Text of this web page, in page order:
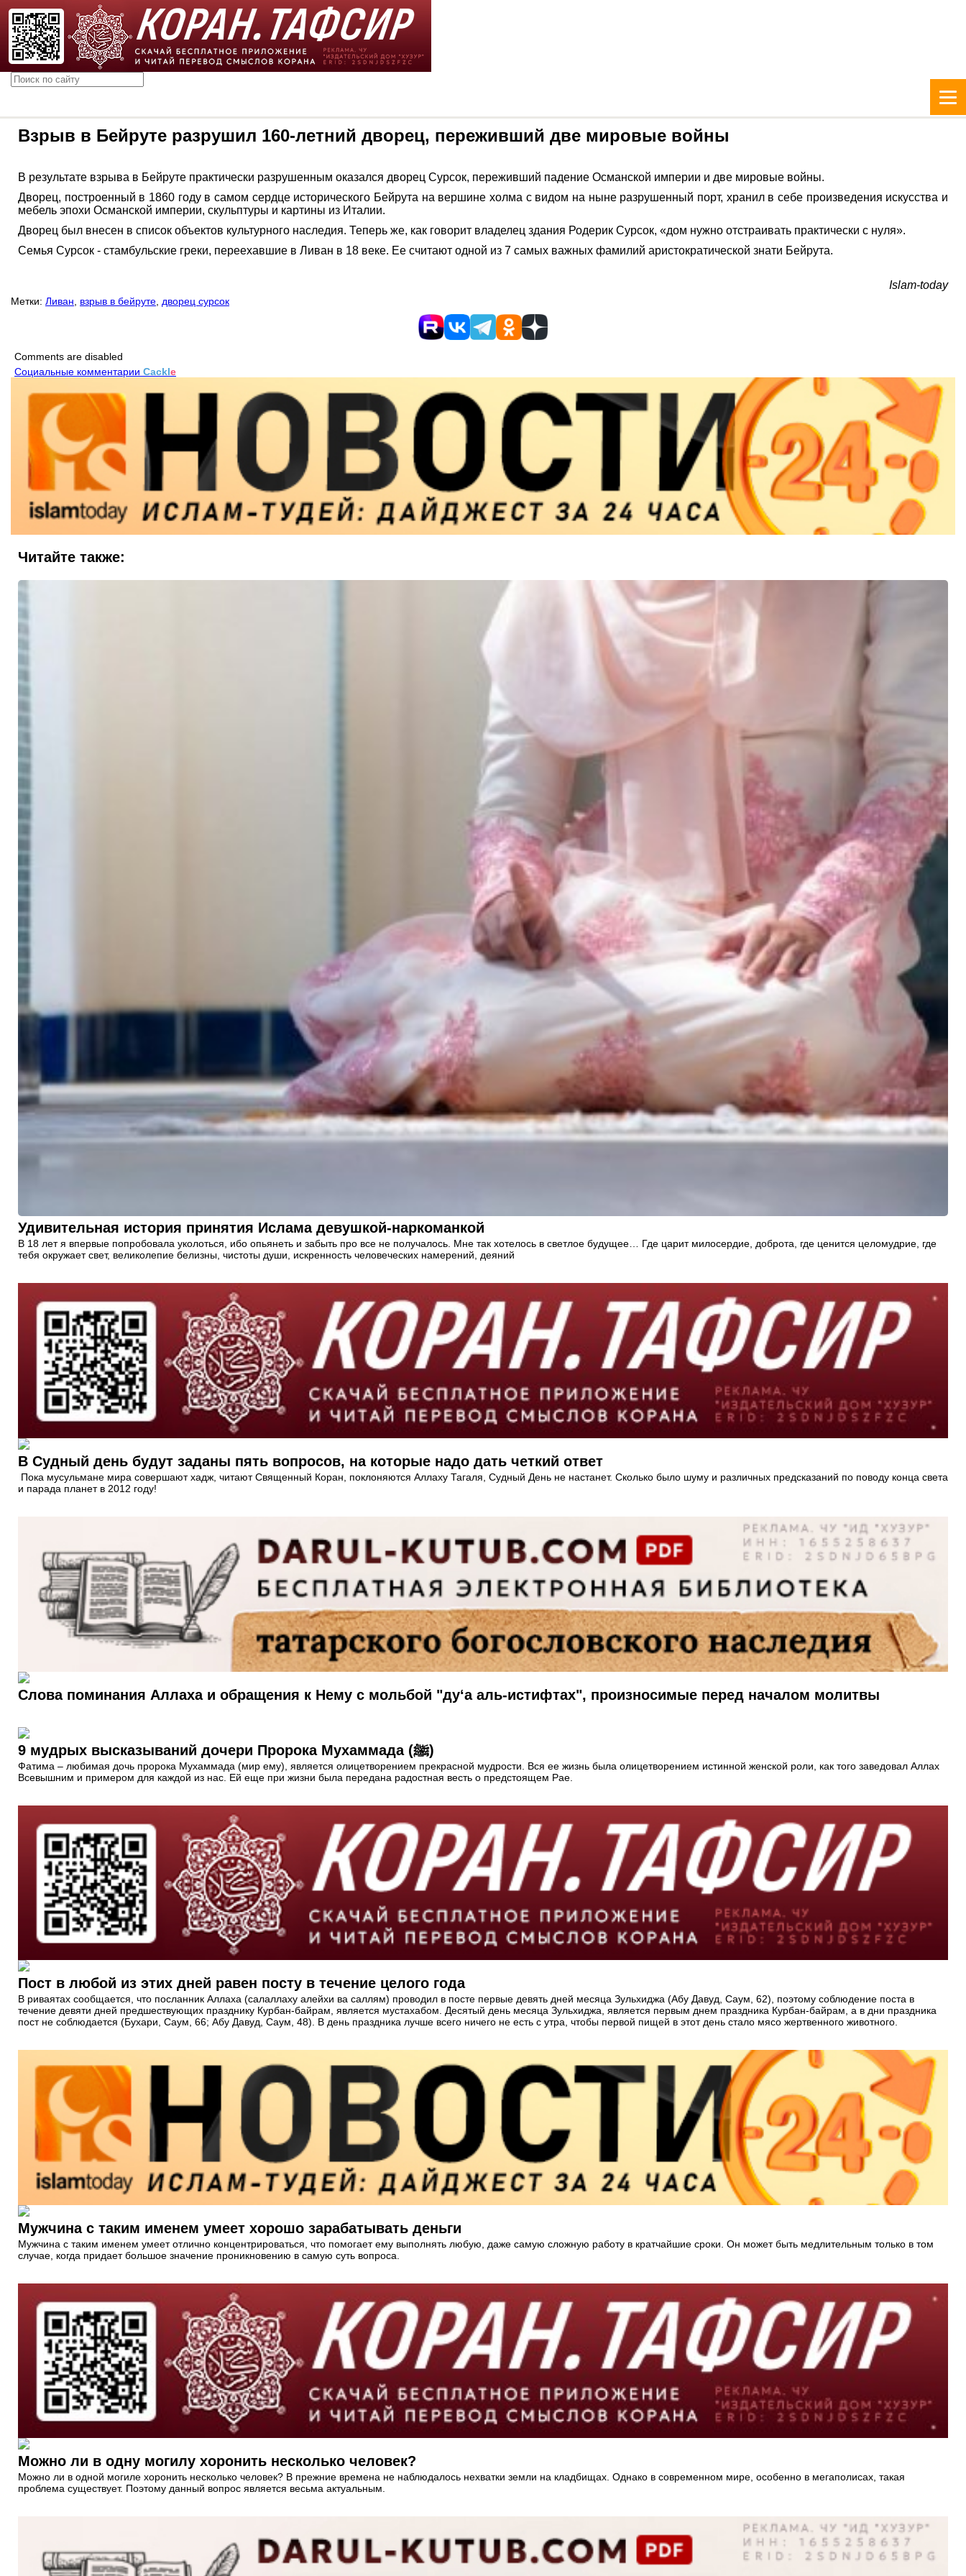
Взрыв в Бейруте разрушил 160-летний дворец, переживший две мировые войны
В результате взрыва в Бейруте практически разрушенным оказался дворец Сурсок, переживший падение Османской империи и две мировые войны.
Дворец, построенный в 1860 году в самом сердце исторического Бейрута на вершине холма с видом на ныне разрушенный порт, хранил в себе произведения искусства и
мебель эпохи Османской империи, скульптуры и картины из Италии.
Дворец был внесен в список объектов культурного наследия. Теперь же, как говорит владелец здания Родерик Сурсок, «дом нужно отстраивать практически с нуля».
Семья Сурсок - стамбульские греки, переехавшие в Ливан в 18 веке. Ее считают одной из 7 самых важных фамилий аристократической знати Бейрута.
Islam-today
Метки: Ливан взрыв в бейруте дворец сурсок
Comments are disabled
Социальные комментарии Cackle
Читайте также:
Удивительная история принятия Ислама девушкой-наркоманкой
В 18 лет я впервые попробовала уколоться, ибо опьянеть и забыть про все не получалось. Мне так хотелось в светлое будущее… Где царит милосердие, доброта, где ценится целомудрие, где
тебя окружает свет, великолепие белизны, чистоты души, искренность человеческих намерений, деяний
В Судный день будут заданы пять вопросов, на которые надо дать четкий ответ
Пока мусульмане мира совершают хадж, читают Священный Коран, поклоняются Аллаху Тагаля, Судный День не настанет. Сколько было шуму и различных предсказаний по поводу конца света
и парада планет в 2012 году!
Слова поминания Аллаха и обращения к Нему с мольбой "ду‘а аль-истифтах", произносимые перед началом молитвы
9 мудрых высказываний дочери Пророка Мухаммада (ﷺ)
Фатима – любимая дочь пророка Мухаммада (мир ему), является олицетворением прекрасной мудрости. Вся ее жизнь была олицетворением истинной женской роли, как того заведовал Аллах
Всевышним и примером для каждой из нас. Ей еще при жизни была передана радостная весть о предстоящем Рае.
Пост в любой из этих дней равен посту в течение целого года
В риваятах сообщается, что посланник Аллаха (салаллаху алейхи ва саллям) проводил в посте первые девять дней месяца Зульхиджа (Абу Давуд, Саум, 62), поэтому соблюдение поста в
течение девяти дней предшествующих празднику Курбан-байрам, является мустахабом. Десятый день месяца Зульхиджа, является первым днем праздника Курбан-байрам, а в дни праздника
пост не соблюдается (Бухари, Саум, 66; Абу Давуд, Саум, 48). В день праздника лучше всего ничего не есть с утра, чтобы первой пищей в этот день стало мясо жертвенного животного.
Мужчина с таким именем умеет хорошо зарабатывать деньги
Мужчина с таким именем умеет отлично концентрироваться, что помогает ему выполнять любую, даже самую сложную работу в кратчайшие сроки. Он может быть медлительным только в том
случае, когда придает большое значение проникновению в самую суть вопроса.
Можно ли в одну могилу хоронить несколько человек?
Можно ли в одной могиле хоронить несколько человек? В прежние времена не наблюдалось нехватки земли на кладбищах. Однако в современном мире, особенно в мегаполисах, такая
проблема существует. Поэтому данный вопрос является весьма актуальным.